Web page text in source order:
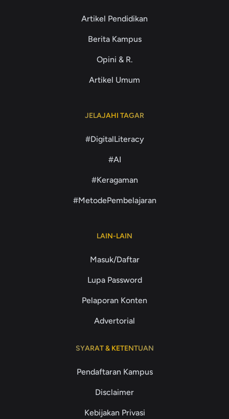
Artikel Pendidikan
Berita Kampus
Opini & R.
Artikel Umum
JELAJAHI TAGAR
#DigitalLiteracy
#AI
#Keragaman
#MetodePembelajaran
LAIN-LAIN
Masuk/Daftar
Lupa Password
Pelaporan Konten
Advertorial
SYARAT & KETENTUAN
Pendaftaran Kampus
Disclaimer
Kebijakan Privasi